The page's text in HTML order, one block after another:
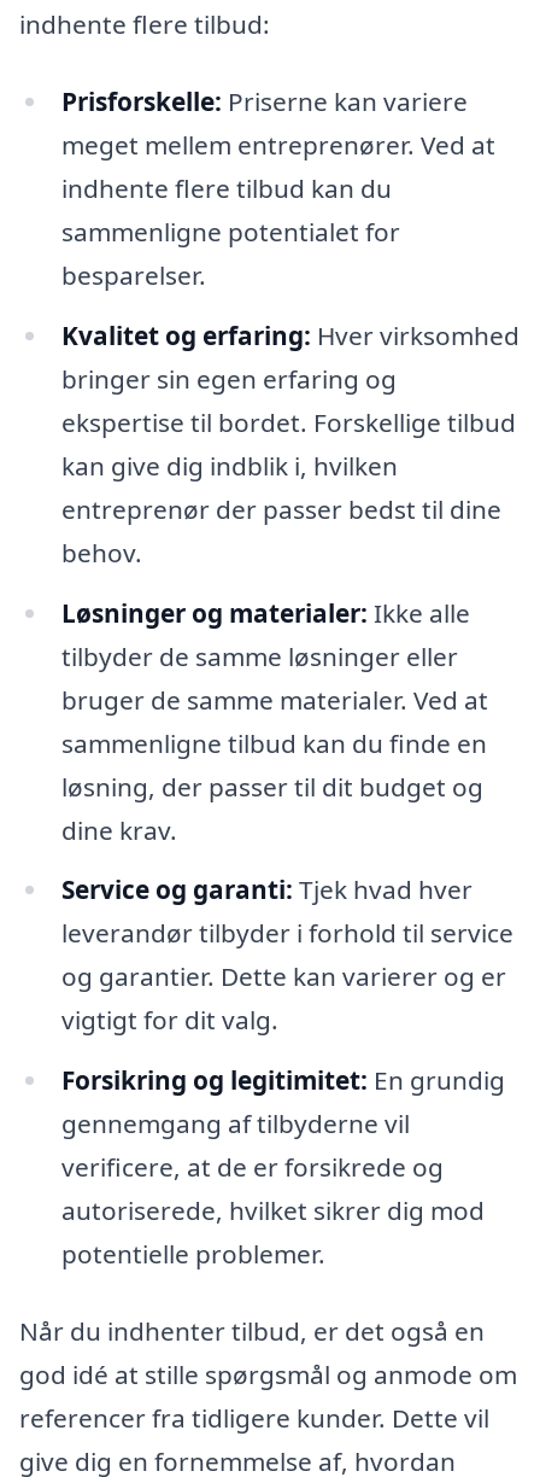
indhente flere tilbud:
Prisforskelle: Priserne kan variere
meget mellem entreprenører. Ved at
indhente flere tilbud kan du
sammenligne potentialet for
besparelser.
Kvalitet og erfaring: Hver virksomhed
bringer sin egen erfaring og
ekspertise til bordet. Forskellige tilbud
kan give dig indblik i, hvilken
entreprenør der passer bedst til dine
behov.
Løsninger og materialer: Ikke alle
tilbyder de samme løsninger eller
bruger de samme materialer. Ved at
sammenligne tilbud kan du finde en
løsning, der passer til dit budget og
dine krav.
Service og garanti: Tjek hvad hver
leverandør tilbyder i forhold til service
og garantier. Dette kan varierer og er
vigtigt for dit valg.
Forsikring og legitimitet: En grundig
gennemgang af tilbyderne vil
verificere, at de er forsikrede og
autoriserede, hvilket sikrer dig mod
potentielle problemer.
Når du indhenter tilbud, er det også en
god idé at stille spørgsmål og anmode om
referencer fra tidligere kunder. Dette vil
give dig en fornemmelse af, hvordan